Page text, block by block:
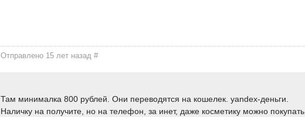
Отправлено 15 лет назад#
Там минималка 800 рублей. Они переводятся на кошелек. yandex-деньги.
Наличку на получите, но на телефон, за инет, даже косметику можно покупать,